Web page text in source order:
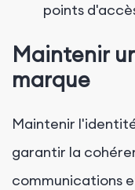
points
Maintenir
marque
Maintenir
garantir la
communications